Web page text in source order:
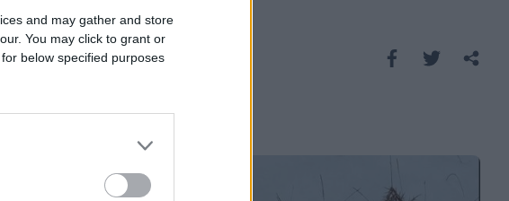
and may gather and store
You may click to grant or
below specified purposes
otjerati!
Saznaj više